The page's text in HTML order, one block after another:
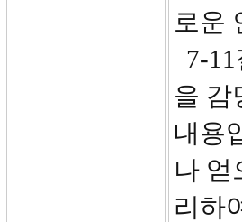
로운
7-
을 감
내용
나 얻
리하